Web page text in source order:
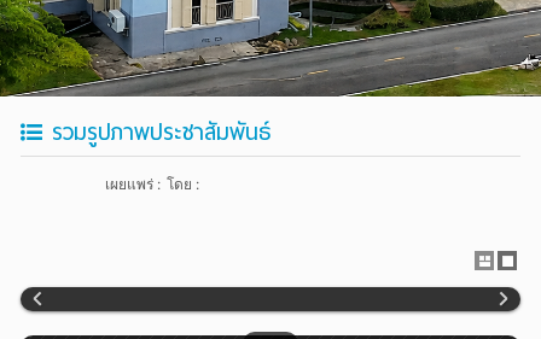
รวมรูปภาพประชาสัมพันธ์
เผยแพร่ : โดย :